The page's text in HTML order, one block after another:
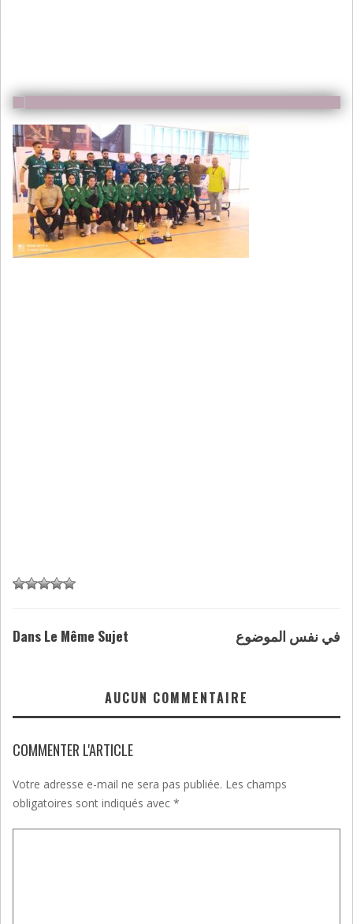
Dans Le Même Sujet في نفس الموضوع
AUCUN COMMENTAIRE
COMMENTER L'ARTICLE
Votre adresse e-mail ne sera pas publiée. Les champs
obligatoires sont indiqués avec *